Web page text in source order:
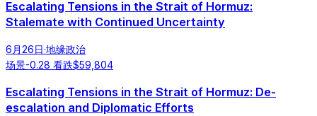
Escalating Tensions in the Strait of Hormuz:
Stalemate with Continued Uncertainty
6月26日·地缘政治
场景-0.28 看跌$59,804
Escalating Tensions in the Strait of Hormuz: De-
escalation and Diplomatic Efforts